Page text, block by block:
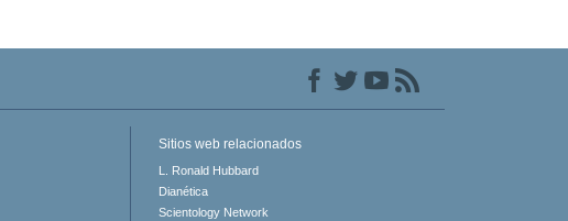
Sitios web relacionados
L. Ronald Hubbard
Dianética
Scientology Network